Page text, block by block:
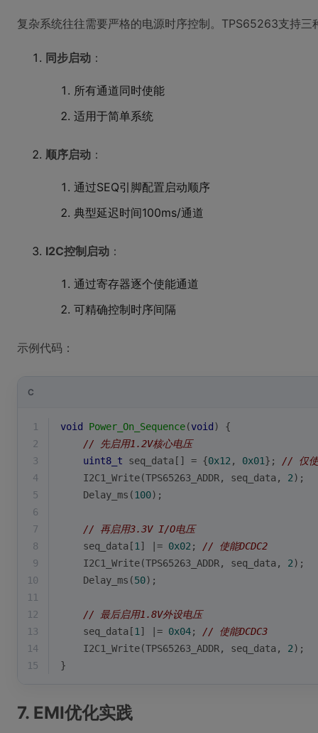
复杂系统往往需要严格的电源时序控制。TPS65263支持三
同步启动 ：
所有通道同时使能
适用于简单系统
顺序启动 ：
通过SEQ引脚配置启动顺序
典型延迟时间100ms/通道
I2C控制启动 ：
通过寄存器逐个使能通道
可精确控制时序间隔
示例代码：
C
1 void Power_On_Sequence(void )
{
2
// 先启用1.2V核心电压
3
uint8_t seq_data[] = {0x12 , 0x01}; // 仅使
4
    I2C1_Write(TPS65263_ADDR, seq_data,
2);
5
    Delay_ms(
100);
6
7
// 再启用3.3V I/O电压
8
    seq_data[
1 ] |= 0x02 ; // 使能DCDC2
9
    I2C1_Write(TPS65263_ADDR, seq_data,
2);
10
    Delay_ms(
50);
11
12
// 最后启用1.8V外设电压
13
    seq_data[
1 ] |= 0x04; // 使能DCDC3
14
    I2C1_Write(TPS65263_ADDR, seq_data,
2);
15
}
7. EMI优化实践